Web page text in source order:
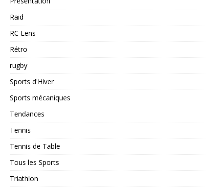
Raid
RC Lens
Rétro
rugby
Sports d'Hiver
Sports mécaniques
Tendances
Tennis
Tennis de Table
Tous les Sports
Triathlon